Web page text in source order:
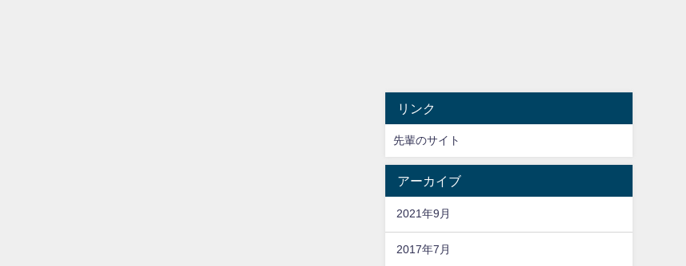
リンク
先輩のサイト
アーカイブ
2021年9月
2017年7月